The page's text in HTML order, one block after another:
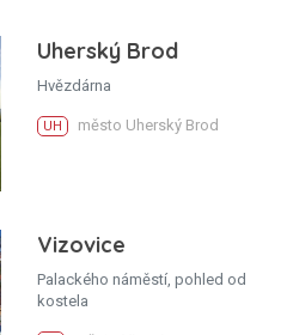
Uherský Brod
Hvězdárna
UH město Uherský Brod
Vizovice
Palackého náměstí, pohled od
kostela